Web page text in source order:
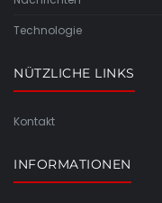
Technologie
NÜTZLICHE LINKS
Kontakt
INFORMATIONEN